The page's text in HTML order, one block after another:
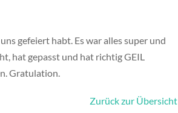
gefeiert habt. Es war alles super und
hat gepasst und hat richtig GEIL
Gratulation.
Zurück zur Übersicht